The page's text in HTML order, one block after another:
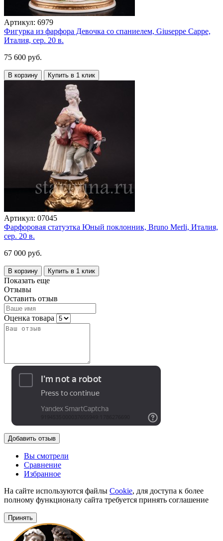
Артикул: 6979
Фигурка из фарфора Девочка со спаниелем, Giuseppe Cappe,
Италия, сер. 20 в.
75 600 руб.
В корзину Купить в 1 клик
Артикул: 07045
Фарфоровая статуэтка Юный поклонник, Bruno Merli, Италия,
сер. 20 в.
67 000 руб.
В корзину Купить в 1 клик
Показать еще
Отзывы
Оставить отзыв
Оценка товара
Добавить отзыв
Вы смотрели
Сравнение
Избранное
На сайте используются файлы Cookie, для доступа к более
полному функционалу сайта требуется принять соглашение
Принять